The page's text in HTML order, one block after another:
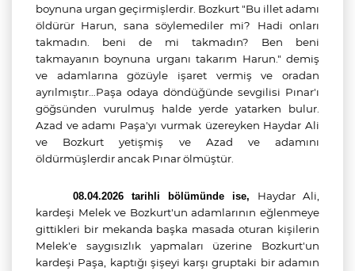
boynuna urgan geçirmişlerdir. Bozkurt "Bu illet adamı
öldürür Harun, sana söylemediler mi? Hadi onları
takmadın. beni de mi takmadın? Ben beni
takmayanın boynuna urganı takarım Harun." demiş
ve adamlarına gözüyle işaret vermiş ve oradan
ayrılmıştır…Paşa odaya döndüğünde sevgilisi Pınar'ı
göğsünden vurulmuş halde yerde yatarken bulur.
Azad ve adamı Paşa'yı vurmak üzereyken Haydar Ali
ve Bozkurt yetişmiş ve Azad ve adamını
öldürmüşlerdir ancak Pınar ölmüştür.
08.04.2026 tarihli bölümünde ise, Haydar Ali,
kardeşi Melek ve Bozkurt'un adamlarının eğlenmeye
gittikleri bir mekanda başka masada oturan kişilerin
Melek'e saygısızlık yapmaları üzerine Bozkurt'un
kardeşi Paşa, kaptığı şişeyi karşı gruptaki bir adamın